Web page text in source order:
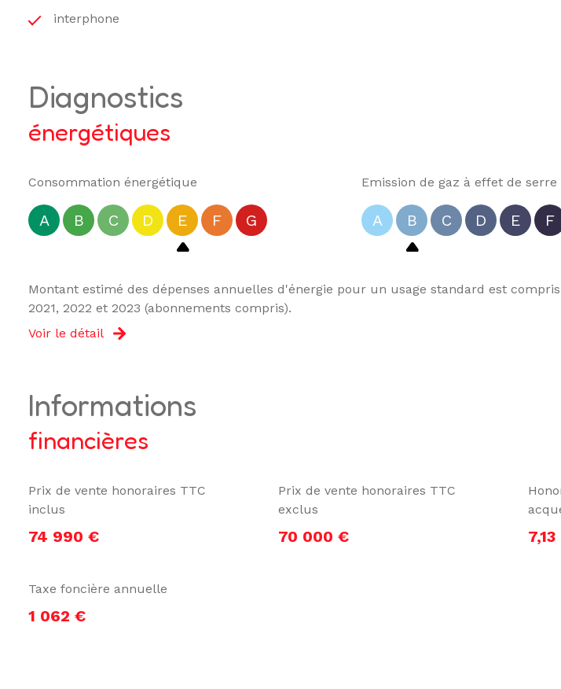
interphone
diagnostics
énergétiques
Consommation énergétique
A B C D E F G
Emission de gaz à effet de serre
A B C D E F
Montant estimé des dépenses annuelles d'énergie pour un usage standard est
2021, 2022 et 2023 (abonnements compris).
Voir le détail
informations
financières
Prix de vente honoraires TTC
inclus
74 990 €
Prix de vente honoraires TTC
exclus
70 000 €
Taxe foncière annuelle
1 062 €